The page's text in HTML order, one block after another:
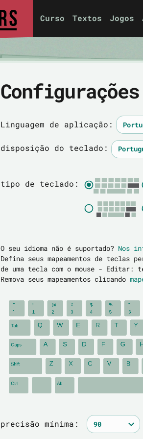
Curso Textos Jogos
Configurações
Linguagem de aplicação:
disposição do teclado:
tipo de teclado:
O seu idioma não é suportado? Nos
Defina seus mapeamentos de
de uma tecla com o mouse -
Remova seus mapeamentos clicando
precisão mínima: